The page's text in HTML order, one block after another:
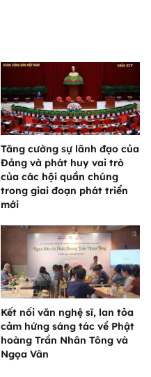
Tăng cường sự lãnh đạo của
Đảng và phát huy vai trò
của các hội quần chúng
trong giai đoạn phát triển
mới
Kết nối văn nghệ sĩ, lan tỏa
cảm hứng sáng tác về Phật
hoàng Trần Nhân Tông và
Ngọa Vân